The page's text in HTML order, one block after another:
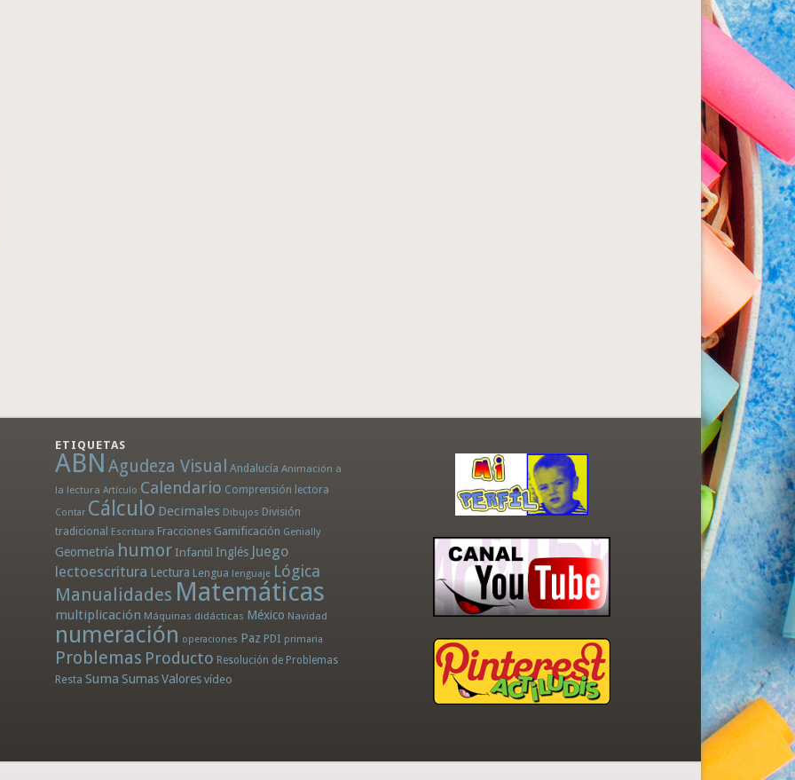
ETIQUETAS
ABN Agudeza Visual Andalucía Animación a
la lectura Artículo Calendario Comprensión lectora
Contar Cálculo Decimales Dibujos División
tradicional Escritura Fracciones Gamificación Genially
Geometría humor Infantil Inglés Juego
lectoescritura Lectura Lengua lenguaje Lógica
Manualidades Matemáticas
multiplicación Máquinas didácticas México Navidad
numeración operaciones Paz PDI primaria
Problemas Producto Resolución de Problemas
Resta Suma SumasValores vídeo